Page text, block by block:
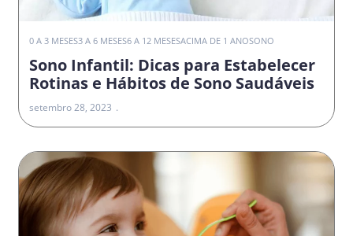
0 A 3 MESES3 A 6 MESES6 A 12 MESESACIMA DE 1 ANOSONO
Sono Infantil: Dicas para Estabelecer
Rotinas e Hábitos de Sono Saudáveis
setembro 28, 2023